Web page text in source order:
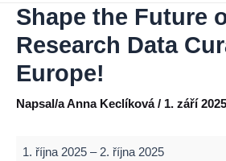
Shape the Future
Research Data
Europe!
Napsal/aAnna Keclíková/ 1. září 2025
Shape
1. října 2025 – 2. října 2025